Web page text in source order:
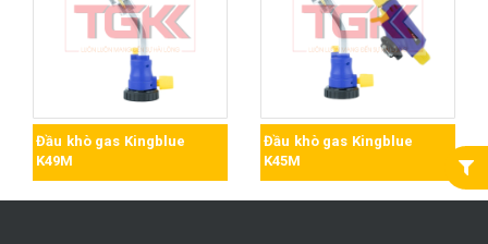
Đầu khò gas Kingblue
K49M
Đầu khò gas Kingblue
K45M